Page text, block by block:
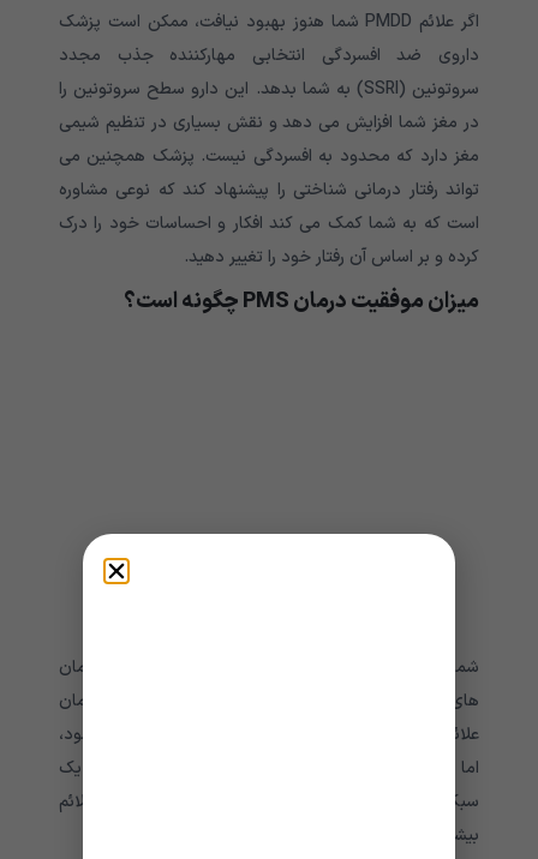
اگر علائم PMDD شما هنوز بهبود نیافت، ممکن است پزشک
داروی ضد افسردگی انتخابی مهارکننده جذب مجدد
سروتونین (SSRI) به شما بدهد. این دارو سطح سروتونین را
در مغز شما افزایش می دهد و نقش بسیاری در تنظیم شیمی
مغز دارد که محدود به افسردگی نیست. پزشک همچنین می
تواند رفتار درمانی شناختی را پیشنهاد کند که نوعی مشاوره
است که به شما کمک می کند افکار و احساسات خود را درک
کرده و بر اساس آن رفتار خود را تغییر دهید.
میزان موفقیت درمان PMS چگونه است؟
شما نمی توانید از PMS یا PMDD پیشگیری کنید، اما درمان
های ذکر شده در بالا می توانند به کاهش شدت و مدت زمان
علائم کمک کنند. علائم PMS و PMDD می توانند زیاد شود،
اما به طور معمول پس از شروع قاعدگی از بین می روند. یک
سبک زندگی سالم و یک برنامه درمانی کامل می تواند علائم
بیشتر زنان را کاهش یا از بین ببرد.